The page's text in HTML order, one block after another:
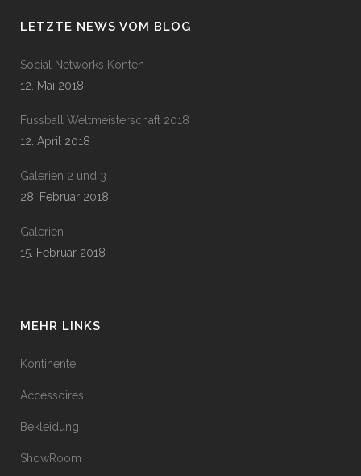
LETZTE NEWS VOM BLOG
Social Networks Konten
12. Mai 2018
Fussball Weltmeisterschaft 2018
12. April 2018
Galerien 2 und 3
28. Februar 2018
Galerien
15. Februar 2018
MEHR LINKS
Kontinente
Accessoires
Bekleidung
ShowRoom